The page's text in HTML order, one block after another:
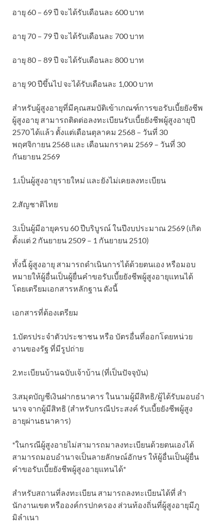
อายุ 60 – 69 ปี จะได้รับเดือนละ 600 บาท
อายุ 70 – 79 ปี จะได้รับเดือนละ 700 บาท
อายุ 80 – 89 ปี จะได้รับเดือนละ 800 บาท
อายุ 90 ปีขึ้นไป จะได้รับเดือนละ 1,000 บาท
สำหรับผู้สูงอายุที่มีคุณสมบัติเข้าเกณฑ์การขอรับเบี้ยยังชีพ
ผู้สูงอายุ สามารถติดต่อลงทะเบียนรับเบี้ยยังชีพผู้สูงอายุปี
2570 ได้แล้ว ตั้งแต่เดือนตุลาคม 2568 – วันที่ 30
พฤศจิกายน 2568 และ เดือนมกราคม 2569 – วันที่ 30
กันยายน 2569
1.เป็นผู้สูงอายุรายใหม่ และยังไม่เคยลงทะเบียน
2.สัญชาติไทย
3.เป็นผู้มีอายุครบ 60 ปีบริบูรณ์ ในปีงบประมาณ 2569 (เกิด
ตั้งแต่ 2 กันยายน 2509 – 1 กันยายน 2510)
ทั้งนี้ ผู้สูงอายุ สามารถดำเนินการได้ด้วยตนเอง หรือมอบ
หมายให้ผู้อื่นเป็นผู้ยื่นคำขอรับเบี้ยยังชีพผู้สูงอายุแทนได้
โดยเตรียมเอกสารหลักฐาน ดังนี้
เอกสารที่ต้องเตรียม
1.บัตรประจําตัวประชาชน หรือ บัตรอื่นที่ออกโดยหน่วย
งานของรัฐ ที่มีรูปถ่าย
2.ทะเบียนบ้านฉบับเจ้าบ้าน (ที่เป็นปัจจุบัน)
3.สมุดบัญชีเงินฝากธนาคาร ในนามผู้มีสิทธิ/ผู้ได้รับมอบอํา
นาจ จากผู้มีสิทธิ (สําหรับกรณีประสงค์ รับเบี้ยยังชีพผู้สูง
อายุผ่านธนาคาร)
*ในกรณีผู้สูงอายไม่สามารถมาลงทะเบียนด้วยตนเองได้
สามารถมอบอํานาจเป็นลายลักษณ์อักษร ให้ผู้อื่นเป็นผู้ยื่น
คําขอรับเบี้ยยังชีพผู้สูงอายุแทนได้*
สำหรับสถานที่ลงทะเบียน สามารถลงทะเบียนได้ที่ สํา
นักงานเขต หรือองค์กรปกครอง ส่วนท้องถิ่นที่ผู้สูงอายุมีภู
มิลําเนา